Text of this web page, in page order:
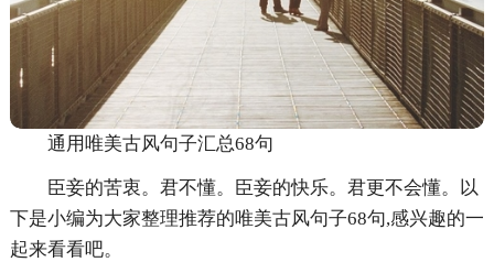
通用唯美古风句子汇总68句
臣妾的苦衷。君不懂。臣妾的快乐。君更不会懂。以
下是小编为大家整理推荐的唯美古风句子68句,感兴趣的一
起来看看吧。